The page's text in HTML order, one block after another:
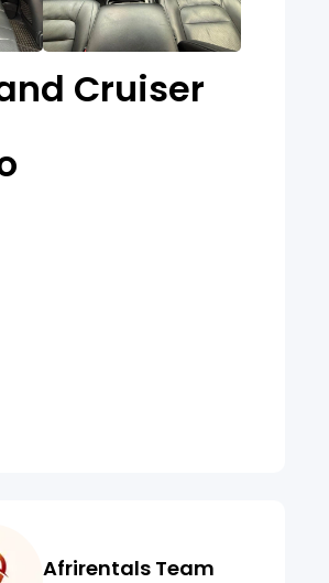
Cruiser
Afrirentals Team